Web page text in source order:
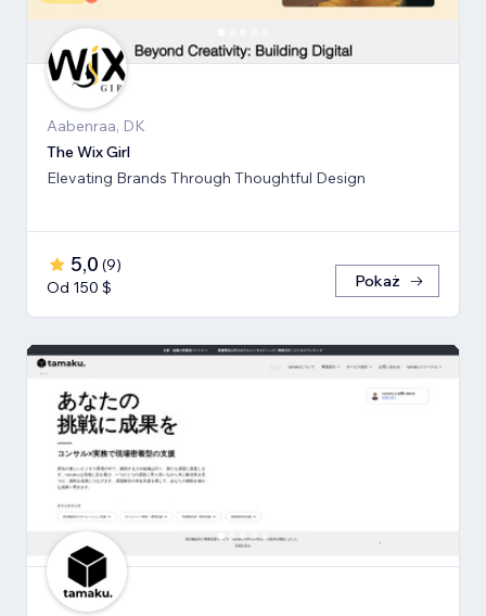
Aabenraa, DK
The Wix Girl
Elevating Brands Through Thoughtful Design
5,0 (9)
Od 150 $
Pokaż